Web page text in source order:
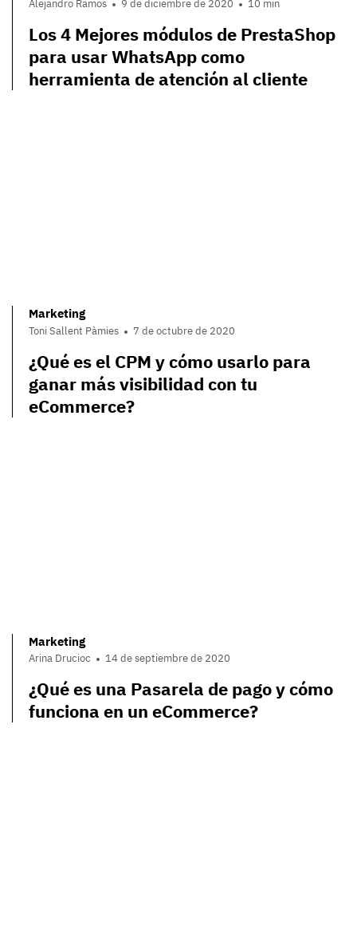
Alejandro Ramos 9 de diciembre de 2020 10 min
Los 4 Mejores módulos de PrestaShop
para usar WhatsApp como
herramienta de atención al cliente
Marketing
Toni Sallent Pàmies 7 de octubre de 2020
¿Qué es el CPM y cómo usarlo para
ganar más visibilidad con tu
eCommerce?
Marketing
Arina Drucioc 14 de septiembre de 2020
¿Qué es una Pasarela de pago y cómo
funciona en un eCommerce?